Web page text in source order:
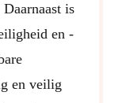
is
en -
en veilig